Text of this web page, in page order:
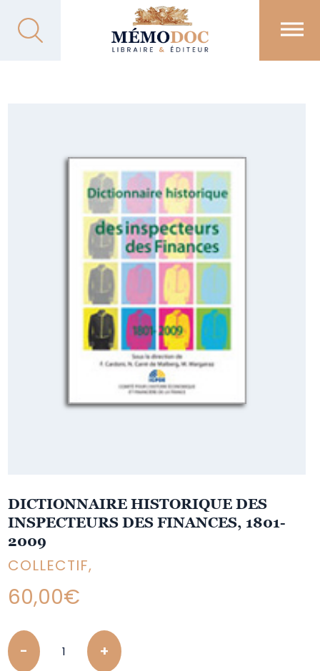
DICTIONNAIRE HISTORIQUE DES
INSPECTEURS DES FINANCES, 1801-
2009
COLLECTIF,
60,00€
Quantity